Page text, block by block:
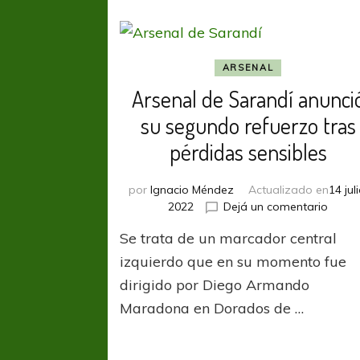
ARSENAL
Arsenal de Sarandí
su segundo refuerzo tras
pérdidas sensibles
por Ignacio Méndez Actualizado en14
2022
Dejá un comentario
de
Se trata de un marcador central
izquierdo que en su momento fue
dirigido por Diego Armando
Maradona en Dorados de …